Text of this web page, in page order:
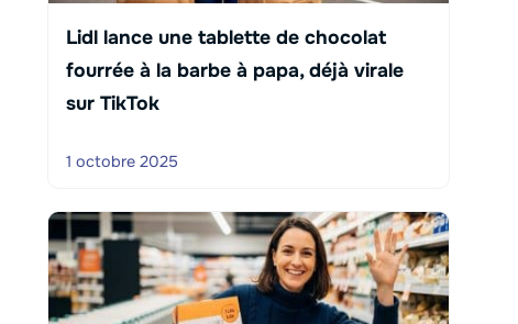
Lidl lance une tablette de chocolat
fourrée à la barbe à papa, déjà virale
sur TikTok
1 octobre 2025